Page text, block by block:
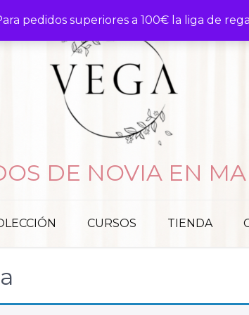
pedidos superiores a 100€ la liga de
DE NOVIA EN
CURSOS TIENDA